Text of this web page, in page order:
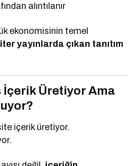
alıntılanır
ekonomisinin temel
yayınlarda çıkan tanıtım
İçerik Üretiyor Ama
içerik üretiyor.